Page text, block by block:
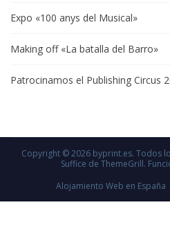
Expo «100 anys del Musical»
Making off «La batalla del Barro»
Patrocinamos el Publishing Circus
Copyright © 2026 byprint.es. Todos
Suffice de ThemeGrill.
Alojamiento Web en España